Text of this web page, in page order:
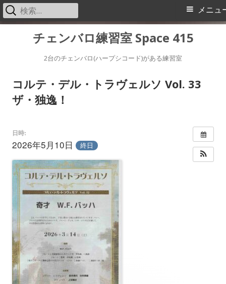
チェンバロ練習室 Space 415
2台のチェンバロ(ハープシコード)がある練習室
メ
メニュ
検
索:
コルテ・デル・トラヴェルソ Vol. 33
ザ・独逸！
日時:
2026年5月10日 終日